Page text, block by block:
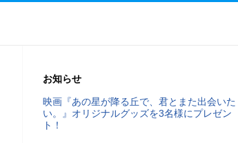
お知らせ
映画『あの星が降る丘で、君とまた出会いた
い。』オリジナルグッズを3名様にプレゼン
ト！